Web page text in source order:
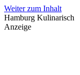
Weiter zum Inhalt
Hamburg Kulinarisch
Anzeige